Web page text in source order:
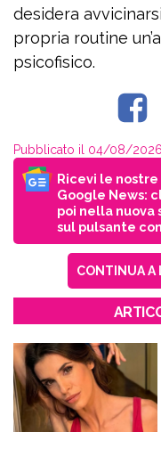
desidera
propria routine
psicofisico.
Pubblicato il 04/08/2026
Ricevi le
Google News:
poi nella
sul pulsante
CONTINUA A